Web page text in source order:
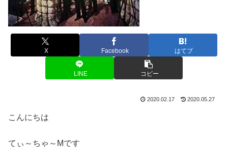
X Facebook はてブ
LINE コピー
2020.02.17 2020.05.27
こんにちは
てぃ～ちゃ～Mです